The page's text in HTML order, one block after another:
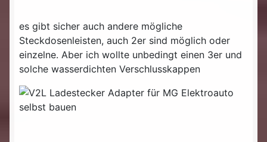
es gibt sicher auch andere mögliche
Steckdosenleisten, auch 2er sind möglich oder
einzelne. Aber ich wollte unbedingt einen 3er und
solche wasserdichten Verschlusskappen